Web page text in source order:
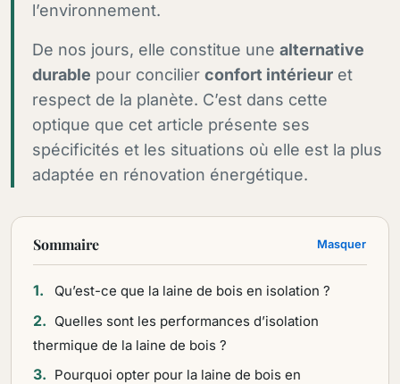
l’environnement.
De nos jours, elle constitue une alternative
durable pour concilier confort intérieur et
respect de la planète. C’est dans cette
optique que cet article présente ses
spécificités et les situations où elle est la plus
adaptée en rénovation énergétique.
Sommaire Masquer
Qu’est-ce que la laine de bois en isolation ?
Quelles sont les performances d’isolation
thermique de la laine de bois ?
Pourquoi opter pour la laine de bois en